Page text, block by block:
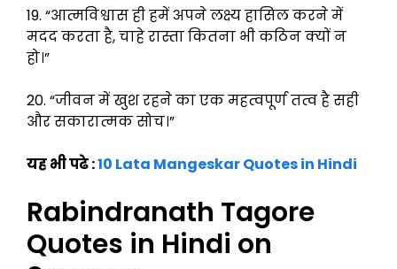
19. “आत्मविश्वास ही हमें अपने लक्ष्य हासिल करने में
मदद करता है, चाहे रास्ता कितना भी कठिन क्यों न
हो।”
20. “जीवन में खुश रहने का एक महत्वपूर्ण तत्व है सही
और सकारात्मक सोच।”
यह भी पढे :10 Lata Mangeskar Quotes in Hindi
Rabindranath Tagore
Quotes in Hindi on